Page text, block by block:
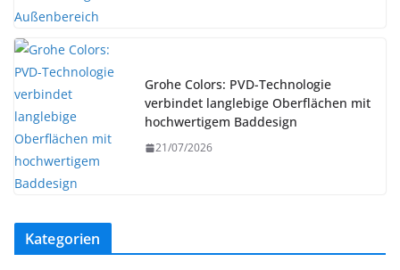
Grohe Colors: PVD-Technologie
verbindet langlebige Oberflächen mit
hochwertigem Baddesign
21/07/2026
Kategorien